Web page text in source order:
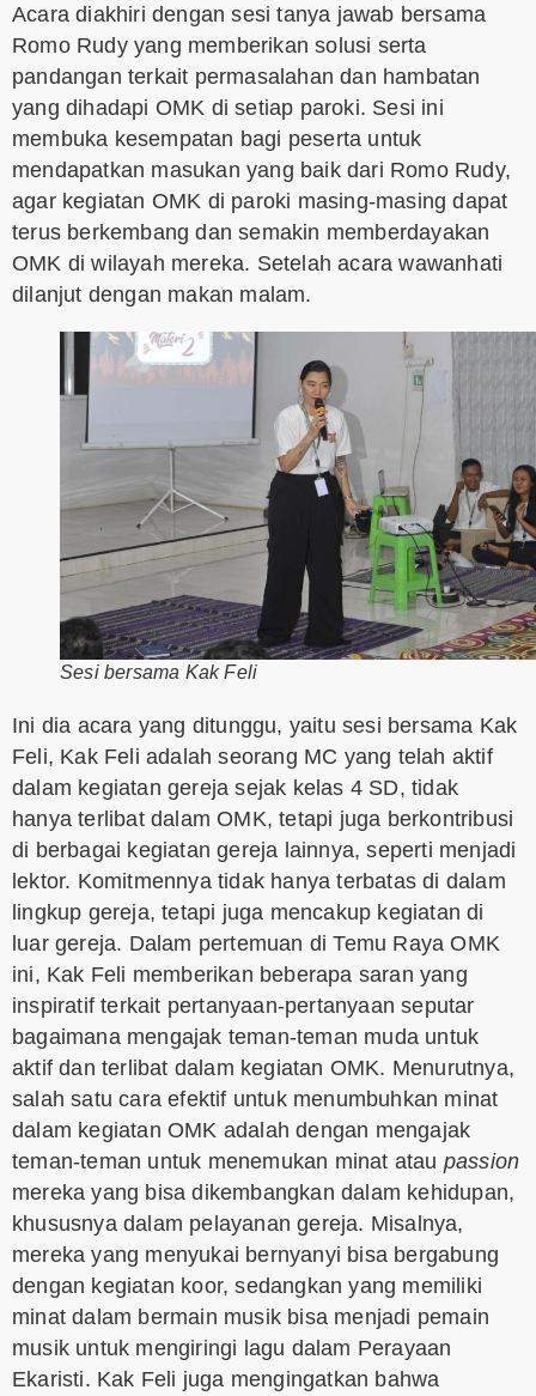
Acara diakhiri dengan sesi tanya jawab bersama
Romo Rudy yang memberikan solusi serta
pandangan terkait permasalahan dan hambatan
yang dihadapi OMK di setiap paroki. Sesi ini
membuka kesempatan bagi peserta untuk
mendapatkan masukan yang baik dari Romo Rudy,
agar kegiatan OMK di paroki masing-masing dapat
terus berkembang dan semakin memberdayakan
OMK di wilayah mereka. Setelah acara wawanhati
dilanjut dengan makan malam.
Sesi bersama Kak Feli
Ini dia acara yang ditunggu, yaitu sesi bersama Kak
Feli, Kak Feli adalah seorang MC yang telah aktif
dalam kegiatan gereja sejak kelas 4 SD, tidak
hanya terlibat dalam OMK, tetapi juga berkontribusi
di berbagai kegiatan gereja lainnya, seperti menjadi
lektor. Komitmennya tidak hanya terbatas di dalam
lingkup gereja, tetapi juga mencakup kegiatan di
luar gereja. Dalam pertemuan di Temu Raya OMK
ini, Kak Feli memberikan beberapa saran yang
inspiratif terkait pertanyaan-pertanyaan seputar
bagaimana mengajak teman-teman muda untuk
aktif dan terlibat dalam kegiatan OMK. Menurutnya,
salah satu cara efektif untuk menumbuhkan minat
dalam kegiatan OMK adalah dengan mengajak
teman-teman untuk menemukan minat atau passion
mereka yang bisa dikembangkan dalam kehidupan,
khususnya dalam pelayanan gereja. Misalnya,
mereka yang menyukai bernyanyi bisa bergabung
dengan kegiatan koor, sedangkan yang memiliki
minat dalam bermain musik bisa menjadi pemain
musik untuk mengiringi lagu dalam Perayaan
Ekaristi. Kak Feli juga mengingatkan bahwa